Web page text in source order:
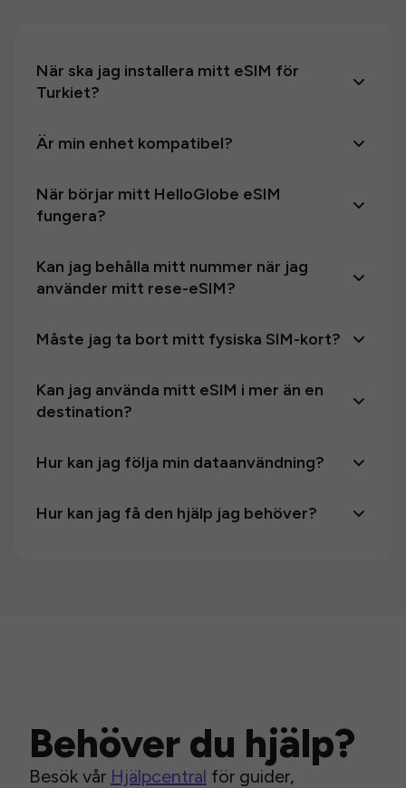
När ska jag installera mitt eSIM för
Turkiet?
Är min enhet kompatibel?
När börjar mitt HelloGlobe eSIM
fungera?
Kan jag behålla mitt nummer när jag
använder mitt rese-eSIM?
Måste jag ta bort mitt fysiska SIM-kort?
Kan jag använda mitt eSIM i mer än en
destination?
Hur kan jag följa min dataanvändning?
Hur kan jag få den hjälp jag behöver?
Behöver du hjälp?
Besök vår Hjälpcentral för guider,